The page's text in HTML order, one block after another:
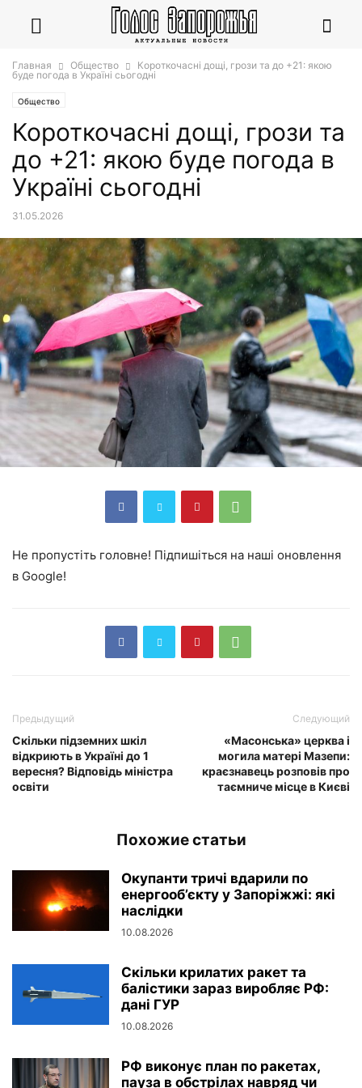
Главная Общество
Короткочасні дощі, грози та до +21: якою
буде погода в Україні сьогодні
Общество
Короткочасні дощі, грози та
до +21: якою буде погода в
Україні сьогодні
31.05.2026
Не пропустіть головне! Підпишіться на наші оновлення
в Google!
Предыдущий
Скільки підземних шкіл
відкриють в Україні до 1
вересня? Відповідь міністра
освіти
Следующий
«Масонська» церква і
могила матері Мазепи:
краєзнавець розповів про
таємниче місце в Києві
Похожие статьи
Окупанти тричі вдарили по
енергооб’єкту у Запоріжжі: які
наслідки
10.08.2026
Скільки крилатих ракет та
балістики зараз виробляє РФ:
дані ГУР
10.08.2026
РФ виконує план по ракетах,
пауза в обстрілах навряд чи